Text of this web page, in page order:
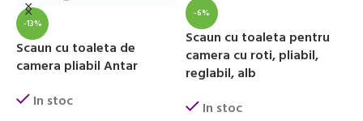
-13%
Scaun cu toaleta de
camera pliabil Antar
In stoc
-6%
Scaun cu toaleta pentru
camera cu roti, pliabil,
reglabil, alb
In stoc